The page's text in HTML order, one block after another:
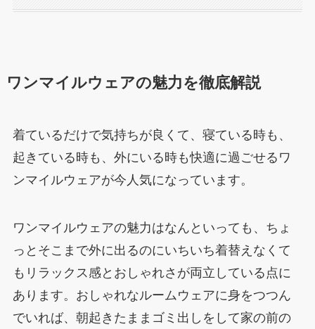
ワンマイルウェアの魅力を徹底解説
着ているだけで気持ちが良くて、寝ている時も、
起きている時も、外にいる時も快適に過ごせるワ
ンマイルウェアが今人気になっています。
ワンマイルウェアの魅力はなんといっても、ちょ
っとそこまで外に出るのにいちいち着替えなくて
もリラックス感とおしゃれさが両立している点に
あります。おしゃれなルームウェアに身をつつん
でいれば、朝起きたままゴミ出しをして家の前の